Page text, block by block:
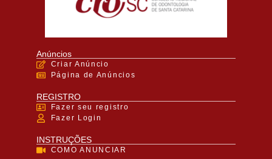
Anúncios
Criar Anúncio
Página de Anúncios
REGISTRO
Fazer seu registro
Fazer Login
INSTRUÇÕES
COMO ANUNCIAR